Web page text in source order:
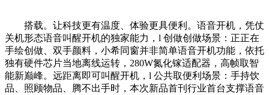
搭载。让科技更有温度、体验更具便利。语音开机，凭仗
关机形态语音叫醒开机的独家能力，l 创做创做场景：正正在
手绘创做、双手颜料，小希同窗并非简单语音开机功能，依托
独有硬件芯片当地离线运转，280W氮化镓适配器，高帧取智
能新巅峰。远距离即可叫醒开机，l 公共取便利场景：手持饮
品、照顾物品、腾不出手时，本次新品首刊行业首台支撑语音